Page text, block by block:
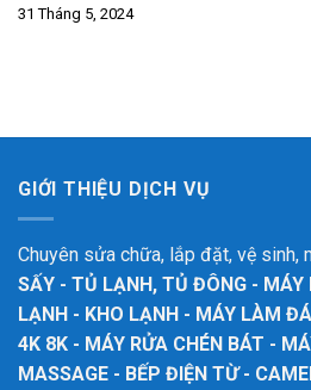
31 Tháng 5, 2024
GIỚI THIỆU DỊCH VỤ
Chuyên sửa chữa, lắp đặt, vệ sinh,
SẤY - TỦ LẠNH, TỦ ĐÔNG - MÁY
LẠNH - KHO LẠNH - MÁY LÀM
4K 8K - MÁY RỬA CHÉN BÁT -
MASSAGE - BẾP ĐIỆN TỪ -